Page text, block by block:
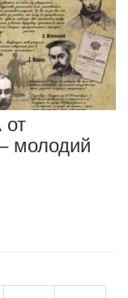
от
молодий